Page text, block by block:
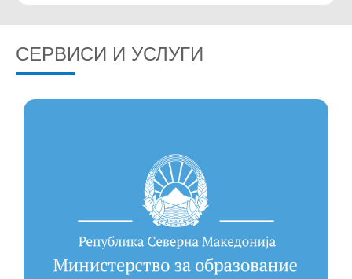
СЕРВИСИ И УСЛУГИ